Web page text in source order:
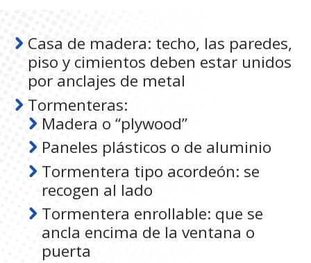
Casa de madera: techo, las paredes,
piso y cimientos deben estar unidos
por anclajes de metal
Tormenteras:
Madera o “plywood”
Paneles plásticos o de aluminio
Tormentera tipo acordeón: se
recogen al lado
Tormentera enrollable: que se
ancla encima de la ventana o
puerta